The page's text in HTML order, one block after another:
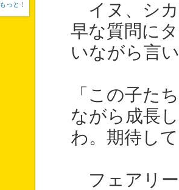
イヌ、シカ
早な質問に
いながら言
「この子た
ながら成長
わ。期待し
フェアリー
もっと！